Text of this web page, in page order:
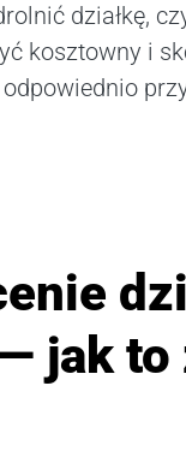
działkę,
kosztowny i
jak to